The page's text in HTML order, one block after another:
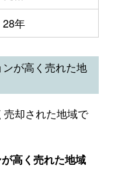
28年
が高く売れた地
却された地域で
高く売れた地域